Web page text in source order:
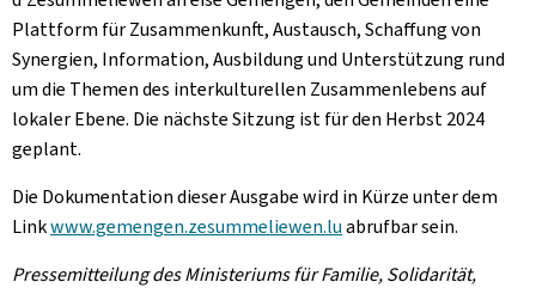
Plattform für Zusammenkunft, Austausch, Schaffung von
Synergien, Information, Ausbildung und Unterstützung rund
um die Themen des interkulturellen Zusammenlebens auf
lokaler Ebene. Die nächste Sitzung ist für den Herbst 2024
geplant.
Die Dokumentation dieser Ausgabe wird in Kürze unter dem
Linkwww.gemengen.zesummeliewen.luabrufbar sein.
Pressemitteilung des Ministeriums für Familie, Solidarität,